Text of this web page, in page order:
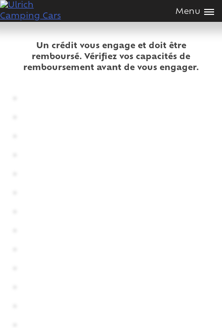
Passer
au
Menu
Un crédit vous engage et doit être
remboursé. Vérifiez vos capacités de
remboursement avant de vous engager.